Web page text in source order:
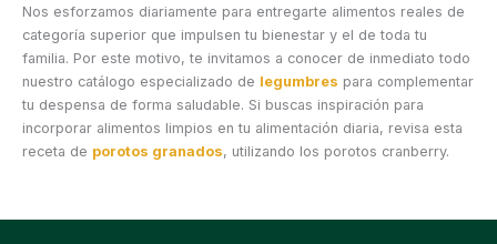
Nos esforzamos diariamente para entregarte alimentos reales de
categoría superior que impulsen tu bienestar y el de toda tu
familia. Por este motivo, te invitamos a conocer de inmediato todo
nuestro catálogo especializado de legumbres para complementar
tu despensa de forma saludable. Si buscas inspiración para
incorporar alimentos limpios en tu alimentación diaria, revisa esta
receta de porotos granados, utilizando los porotos cranberry.